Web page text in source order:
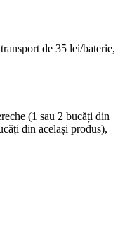
de 35 lei/baterie,
(1 sau 2 bucăți din
din același produs),